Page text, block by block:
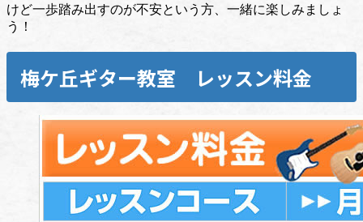
けど一歩踏み出すのが不安という方、一緒に楽しみましょ
う！
梅ケ丘ギター教室 レッスン料金